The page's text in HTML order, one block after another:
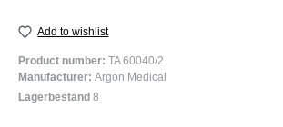
Add to wishlist
Product number: TA 60040/2
Manufacturer: Argon Medical
Lagerbestand 8